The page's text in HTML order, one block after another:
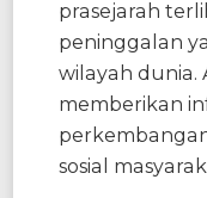
prasejarah
peninggalan
wilayah dunia.
memberikan
sosial